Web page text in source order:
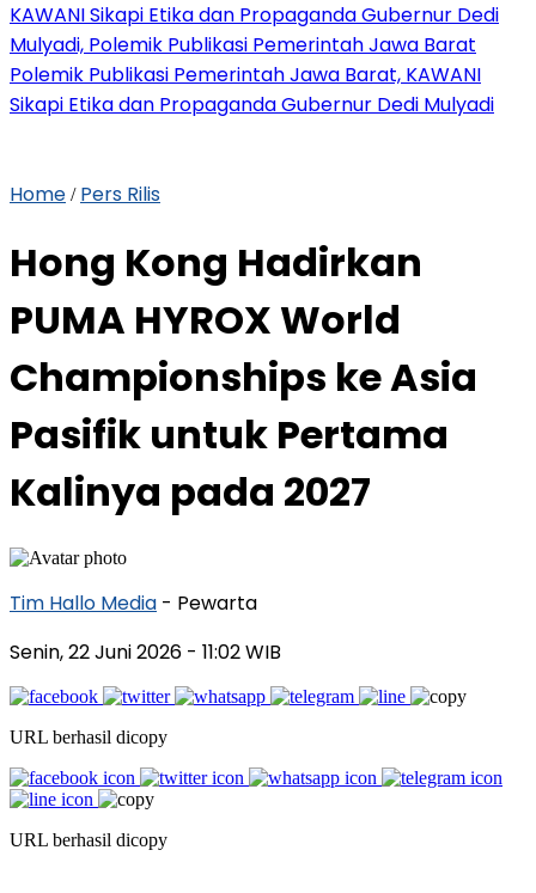
KAWANI Sikapi Etika dan Propaganda Gubernur Dedi
Mulyadi, Polemik Publikasi Pemerintah Jawa Barat
Polemik Publikasi Pemerintah Jawa Barat, KAWANI
Sikapi Etika dan Propaganda Gubernur Dedi Mulyadi
Home / Pers Rilis
Hong Kong Hadirkan
PUMA HYROX World
Championships ke Asia
Pasifik untuk Pertama
Kalinya pada 2027
Tim Hallo Media - Pewarta
Senin, 22 Juni 2026 - 11:02 WIB
URL berhasil dicopy
URL berhasil dicopy